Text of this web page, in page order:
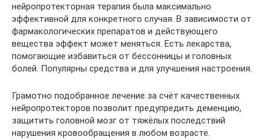
нейропротекторная терапия была максимально
эффективной для конкретного случая. В зависимости от
фармакологических препаратов и действующего
вещества эффект может меняться. Есть лекарства,
помогающие избавиться от бессонницы и головных
болей. Популярны средства и для улучшения настроения.
Грамотно подобранное лечение за счёт качественных
нейропротекторов позволит предупредить деменцию,
защитить головной мозг от тяжёлых последствий
нарушения кровообращения в любом возрасте.